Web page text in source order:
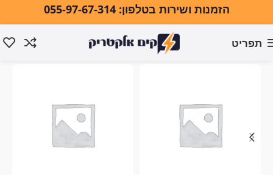
הזמנות ושירות בטלפון: 055-97-67-314
תפריט
עמוד הבית מוצרים המתויגים “טלוויזיה”